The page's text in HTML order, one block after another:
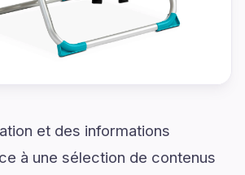
et des informations
à une sélection de contenus